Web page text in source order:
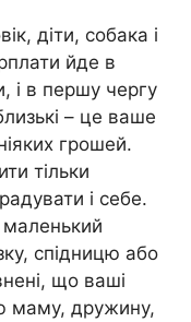
діти, собака і
йде в
і в першу чергу
– це ваше
грошей.
тільки
і себе.
спідницю або
що ваші
маму, дружину,